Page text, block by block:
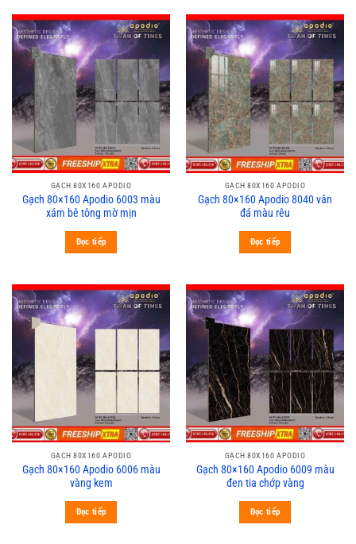
GẠCH 80X160 APODIO
Gạch 80×160 Apodio 6003 màu
xám bê tông mờ mịn
Đọc tiếp
GẠCH 80X160 APODIO
Gạch 80×160 Apodio 8040 vân
đá màu rêu
Đọc tiếp
GẠCH 80X160 APODIO
Gạch 80×160 Apodio 6006 màu
vàng kem
Đọc tiếp
GẠCH 80X160 APODIO
Gạch 80×160 Apodio 6009 màu
đen tia chớp vàng
Đọc tiếp